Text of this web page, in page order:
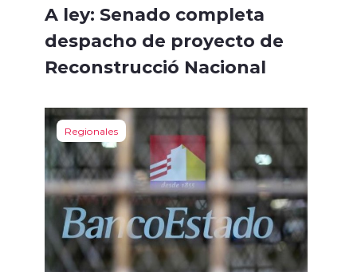
A ley: Senado completa
despacho de proyecto de
Reconstrucció Nacional
Regionales